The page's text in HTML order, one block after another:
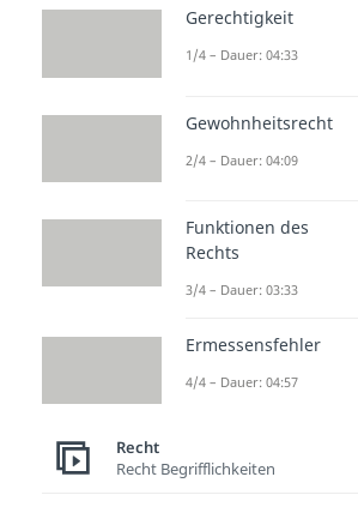
unter gewissen
Bewährung
während seiner
Verhalten aufweisen
nichts zuschulden
Außerdem muss er
nicht mehr
Allgemeinheit
Gerechtigkeit
1/4 – Dauer: 04:33
Gewohnheitsrecht
2/4 – Dauer: 04:09
Funktionen des
Rechts
3/4 – Dauer: 03:33
Ermessensfehler
4/4 – Dauer: 04:57
Recht
Recht Begrifflichkeiten